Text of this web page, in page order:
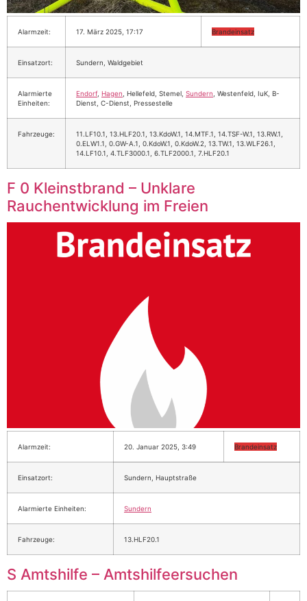
Alarmzeit: 17. März 2025, 17:17 Brandeinsatz
Einsatzort: Sundern, Waldgebiet
Alarmierte
Einheiten:
Endorf, Hagen , Hellefeld, Stemel, Sundern , Westenfeld, IuK, B-
Dienst, C-Dienst, Pressestelle
Fahrzeuge:
11.LF10.1, 13.HLF20.1, 13.KdoW.1, 14.MTF.1, 14.TSF-W.1, 13.RW.1,
0.ELW1.1, 0.GW-A.1, 0.KdoW.1, 0.KdoW.2, 13.TW.1, 13.WLF26.1,
14.LF10.1, 4.TLF3000.1, 6.TLF2000.1, 7.HLF20.1
F 0 Kleinstbrand – Unklare
Rauchentwicklung im Freien
Alarmzeit: 20. Januar 2025, 3:49 Brandeinsatz
Einsatzort: Sundern, Hauptstraße
Alarmierte Einheiten: Sundern
Fahrzeuge: 13.HLF20.1
S Amtshilfe – Amtshilfeersuchen